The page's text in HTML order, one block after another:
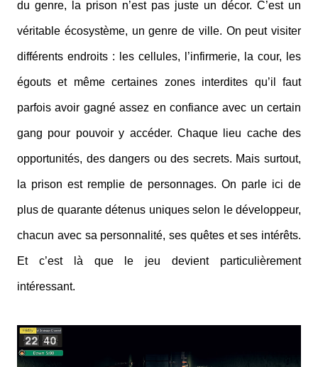
du genre, la prison n’est pas juste un décor. C’est un
véritable écosystème, un genre de ville. On peut visiter
différents endroits : les cellules, l’infirmerie, la cour, les
égouts et même certaines zones interdites qu’il faut
parfois avoir gagné assez en confiance avec un certain
gang pour pouvoir y accéder. Chaque lieu cache des
opportunités, des dangers ou des secrets. Mais surtout,
la prison est remplie de personnages. On parle ici de
plus de quarante détenus uniques selon le développeur,
chacun avec sa personnalité, ses quêtes et ses intérêts.
Et c’est là que le jeu devient particulièrement
intéressant.